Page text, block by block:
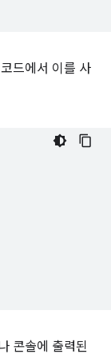
드에서 이를 사
콘솔에 출력된